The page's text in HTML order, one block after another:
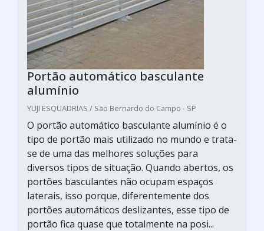
Portão automático basculante
alumínio
YUJI ESQUADRIAS / São Bernardo do Campo - SP
O portão automático basculante alumínio é o
tipo de portão mais utilizado no mundo e trata-
se de uma das melhores soluções para
diversos tipos de situação. Quando abertos, os
portões basculantes não ocupam espaços
laterais, isso porque, diferentemente dos
portões automáticos deslizantes, esse tipo de
portão fica quase que totalmente na posi...